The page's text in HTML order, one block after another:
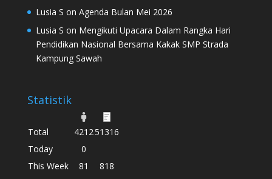
Lusia S on Agenda Bulan Mei 2026
Lusia S on Mengikuti Upacara Dalam Rangka Hari
Pendidikan Nasional Bersama Kakak SMP Strada
Kampung Sawah
Statistik
Total 421251316
Today
0
This Week
81
818